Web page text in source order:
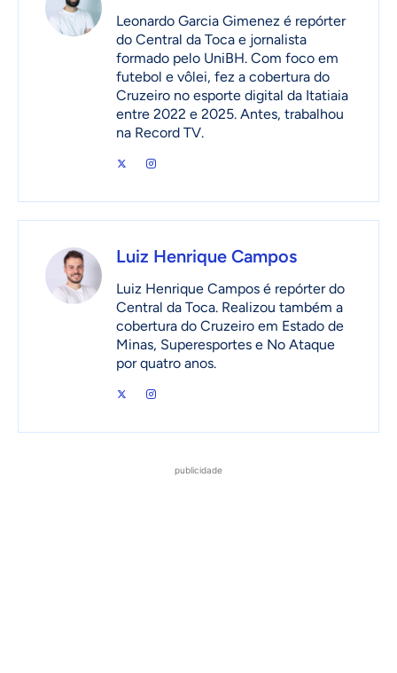
Leonardo Garcia Gimenez é repórter
do Central da Toca e jornalista
formado pelo UniBH. Com foco em
futebol e vôlei, fez a cobertura do
Cruzeiro no esporte digital da Itatiaia
entre 2022 e 2025. Antes, trabalhou
na Record TV.
Luiz Henrique Campos
Luiz Henrique Campos é repórter do
Central da Toca. Realizou também a
cobertura do Cruzeiro em Estado de
Minas, Superesportes e No Ataque
por quatro anos.
publicidade